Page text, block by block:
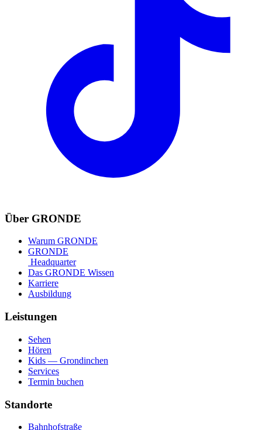
Über GRONDE
Warum GRONDE
GRONDE
Headquarter
Das GRONDE Wissen
Karriere
Ausbildung
Leistungen
Sehen
Hören
Kids — Grondinchen
Services
Termin buchen
Standorte
Bahnhofstraße